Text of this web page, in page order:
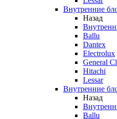
Внутренние
Назад
Ballu
Dantex
Electrolux
General
Hitachi
Lessar
Внутренние
Назад
Ballu